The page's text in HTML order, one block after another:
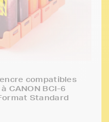
compatibles
CANON BCI-6
Standard